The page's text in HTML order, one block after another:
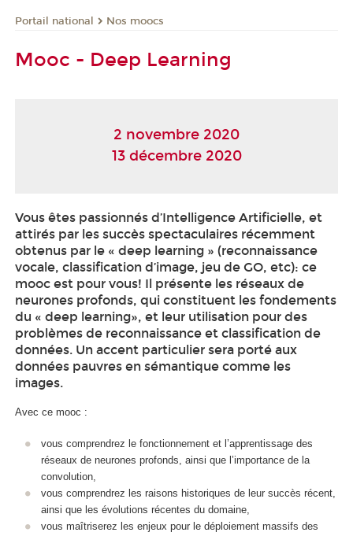
Portail national Nos moocs
Mooc - Deep Learning
2 novembre 2020
13 décembre 2020
Vous êtes passionnés d’Intelligence Artificielle, et
attirés par les succès spectaculaires récemment
obtenus par le « deep learning » (reconnaissance
vocale, classification d’image, jeu de GO, etc): ce
mooc est pour vous! Il présente les réseaux de
neurones profonds, qui constituent les fondements
du « deep learning», et leur utilisation pour des
problèmes de reconnaissance et classification de
données. Un accent particulier sera porté aux
données pauvres en sémantique comme les
images.
Avec ce mooc :
vous comprendrez le fonctionnement et l’apprentissage des
réseaux de neurones profonds, ainsi que l’importance de la
convolution,
vous comprendrez les raisons historiques de leur succès récent,
ainsi que les évolutions récentes du domaine,
vous maîtriserez les enjeux pour le déploiement massifs des